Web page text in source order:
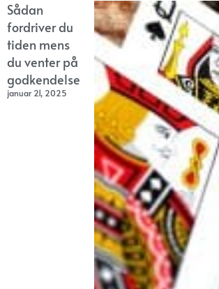
Sådan
fordriver du
tiden mens
du venter på
godkendelse
januar 21, 2025